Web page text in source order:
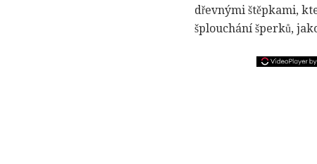
dřevnými štěpkami,
šplouchání šperků,